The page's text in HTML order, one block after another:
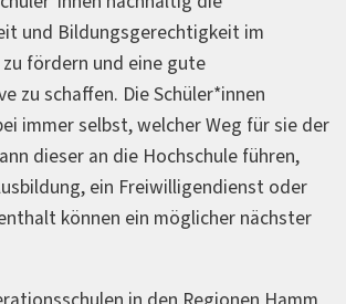
und Bildungsgerechtigkeit im
fördern und eine gute
zu schaffen. Die Schüler*innen
immer selbst, welcher Weg für sie der
dieser an die Hochschule führen,
ein Freiwilligendienst oder
können ein möglicher nächster